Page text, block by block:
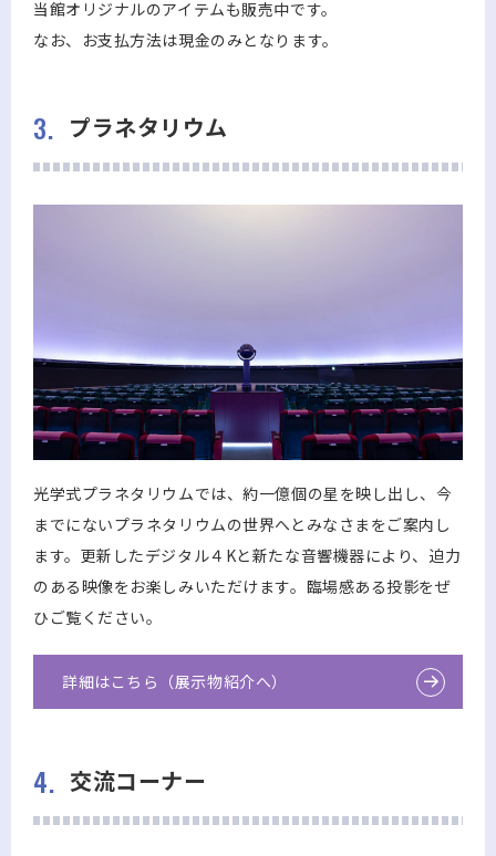
当館オリジナルのアイテムも販売中です。
なお、お支払方法は現金のみとなります。
3. プラネタリウム
光学式プラネタリウムでは、約一億個の星を映し出し、今
までにないプラネタリウムの世界へとみなさまをご案内し
ます。更新したデジタル４Kと新たな音響機器により、迫力
のある映像をお楽しみいただけます。臨場感ある投影をぜ
ひご覧ください。
詳細はこちら（展示物紹介へ）
4. 交流コーナー